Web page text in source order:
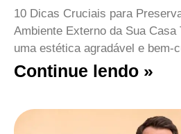
10 Dicas Cruciais para
Ambiente Externo da Sua Casa
uma estética agradável e bem-
Continue lendo »